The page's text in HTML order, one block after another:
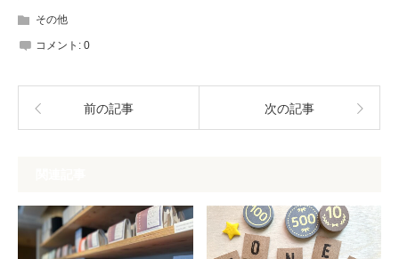
その他
コメント: 0
前の記事 次の記事